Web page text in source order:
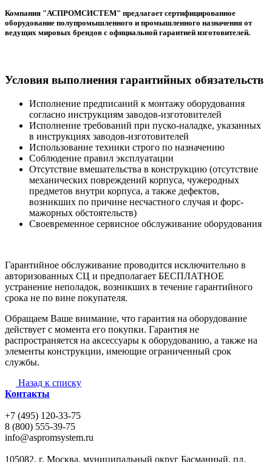
Компания "АСПРОМСИСТЕМ" предлагает сертифицированное
оборудование полупромышленного и промышленного назначения от
ведущих мировых брендов с официальной гарантией изготовителей.
Условия выполнения гарантийных обязательств
Исполнение предписаний к монтажу оборудования
согласно инструкциям заводов-изготовителей
Исполнение требований при пуско-наладке, указанных
в инструкциях заводов-изготовителей
Использование техники строго по назначению
Соблюдение правил эксплуатации
Отсутствие вмешательства в конструкцию (отсутствие
механических повреждений корпуса, чужеродных
предметов внутри корпуса, а также дефектов,
возникших по причине несчастного случая и форс-
мажорных обстоятельств)
Своевременное сервисное обслуживание оборудования
Гарантийное обслуживание проводится исключительно в
авторизованных СЦ и предполагает БЕСПЛАТНОЕ
устранение неполадок, возникших в течение гарантийного
срока не по вине покупателя.
Обращаем Ваше внимание, что гарантия на оборудование
действует с момента его покупки. Гарантия не
распространяется на аксессуары к оборудованию, а также на
элементы конструкции, имеющие ограниченный срок
службы.
Назад к списку
Контакты
+7 (495) 120-33-75
8 (800) 555-39-75
info@aspromsystem.ru
105082, г. Москва, муниципальный округ Басманный, пл.